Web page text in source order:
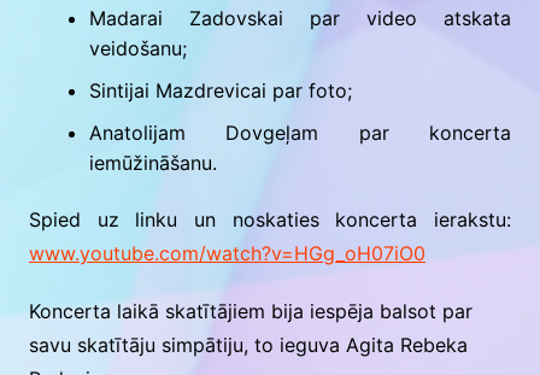
Madarai Zadovskai par video atskata
veidošanu;
Sintijai Mazdrevicai par foto;
Anatolijam Dovgeļam par koncerta
iemūžināšanu.
Spied uz linku un noskaties koncerta ierakstu:
www.youtube.com/watch?v=HGg_oH07iO0
Koncerta laikā skatītājiem bija iespēja balsot par
savu skatītāju simpātiju, to ieguva Agita Rebeka